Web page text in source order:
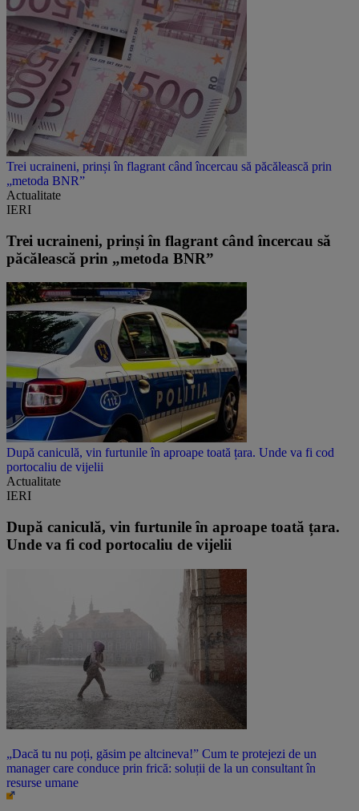
Trei ucraineni, prinși în flagrant când încercau să păcălească prin
„metoda BNR”
Actualitate
IERI
Trei ucraineni, prinși în flagrant când încercau să
păcălească prin „metoda BNR”
După caniculă, vin furtunile în aproape toată țara. Unde va fi cod
portocaliu de vijelii
Actualitate
IERI
După caniculă, vin furtunile în aproape toată țara.
Unde va fi cod portocaliu de vijelii